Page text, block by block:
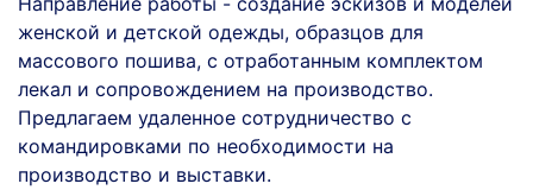
женской и детской одежды, образцов для
массового пошива, с отработанным комплектом
лекал и сопровождением на производство.
Предлагаем удаленное сотрудничество с
командировками по необходимости на
производство и выставки.